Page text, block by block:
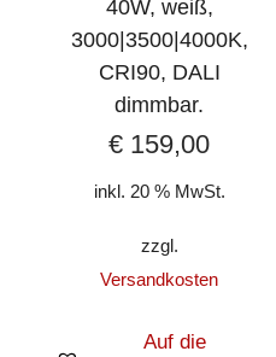
40W, weiß,
3000|3500|4000K,
CRI90, DALI
dimmbar.
€ 159,00
inkl. 20 % MwSt.
zzgl.
Versandkosten
Auf die